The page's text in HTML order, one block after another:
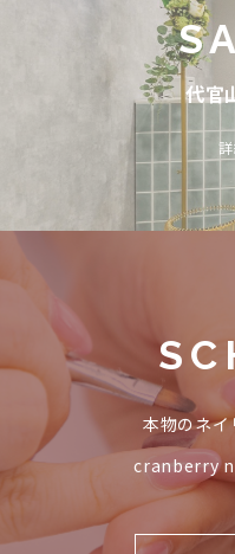
代官
本物のネイ
cranberry